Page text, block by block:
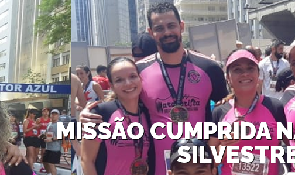
MISSÃO CUMPRIDA